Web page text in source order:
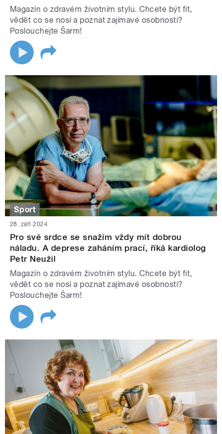
Magazín o zdravém životním stylu. Chcete být fit,
vědět co se nosí a poznat zajímavé osobnosti?
Poslouchejte Šarm!
Sport
28. září 2024
Pro své srdce se snažím vždy mít dobrou
náladu. A deprese zaháním prací, říká kardiolog
Petr Neužil
Magazín o zdravém životním stylu. Chcete být fit,
vědět co se nosí a poznat zajímavé osobnosti?
Poslouchejte Šarm!